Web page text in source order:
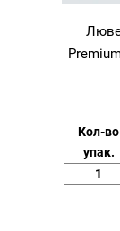
Кол-во
упак.
1